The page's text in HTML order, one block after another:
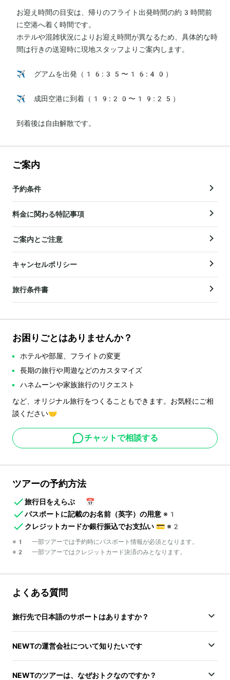
お迎え時間の目安は、帰りのフライト出発時間の約3時間前
に空港へ着く時間です。
ホテルや混雑状況によりお迎え時間が異なるため、具体的な時
間は行きの送迎時に現地スタッフよりご案内します。
✈️ グアムを出発（16:35〜16:40）
✈️ 成田空港に到着（19:20〜19:25）
到着後は自由解散です。
ご案内
予約条件
料金に関わる特記事項
ご案内とご注意
キャンセルポリシー
旅行条件書
お困りごとはありませんか？
ホテルや部屋、フライトの変更
長期の旅行や周遊などのカスタマイズ
ハネムーンや家族旅行のリクエスト
など、オリジナル旅行をつくることもできます。お気軽にご相
談ください🤝
チャットで相談する
ツアーの予約方法
旅行日をえらぶ
📅
パスポートに記載のお名前（英字）の用意 ※1
クレジットカードか銀行振込でお支払い 💳 ※2
※1 一部ツアーでは予約時にパスポート情報が必須となります。
※2 一部ツアーではクレジットカード決済のみとなります。
よくある質問
旅行先で日本語のサポートはありますか？
NEWTの運営会社について知りたいです
NEWTのツアーは、なぜおトクなのですか？